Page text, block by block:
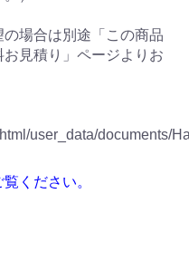
場合は別途「この商品
見積り」ページよりお
user_data/documents/
ください。